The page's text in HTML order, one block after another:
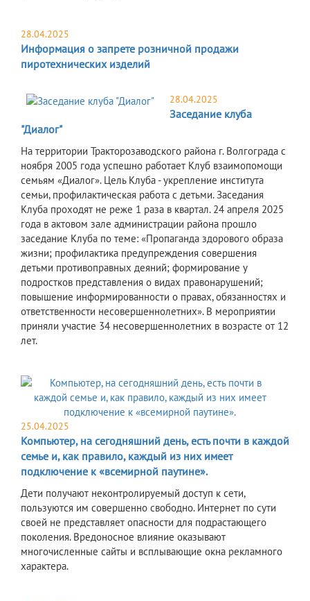
28.04.2025
Информация о запрете розничной продажи
пиротехнических изделий
28.04.2025
Заседание клуба
"Диалог"
На территории Тракторозаводского района г. Волгограда с
ноября 2005 года успешно работает Клуб взаимопомощи
семьям «Диалог». Цель Клуба - укрепление института
семьи, профилактическая работа с детьми. Заседания
Клуба проходят не реже 1 раза в квартал. 24 апреля 2025
года в актовом зале администрации района прошло
заседание Клуба по теме: «Пропаганда здорового образа
жизни; профилактика предупреждения совершения
детьми противоправных деяний; формирование у
подростков представления о видах правонарушений;
повышение информированности о правах, обязанностях и
ответственности несовершеннолетних». В мероприятии
приняли участие 34 несовершеннолетних в возрасте от 12
лет.
25.04.2025
Компьютер, на сегодняшний день, есть почти в каждой
семье и, как правило, каждый из них имеет
подключение к «всемирной паутине».
Дети получают неконтролируемый доступ к сети,
пользуются им совершенно свободно. Интернет по сути
своей не представляет опасности для подрастающего
поколения. Вредоносное влияние оказывают
многочисленные сайты и всплывающие окна рекламного
характера.